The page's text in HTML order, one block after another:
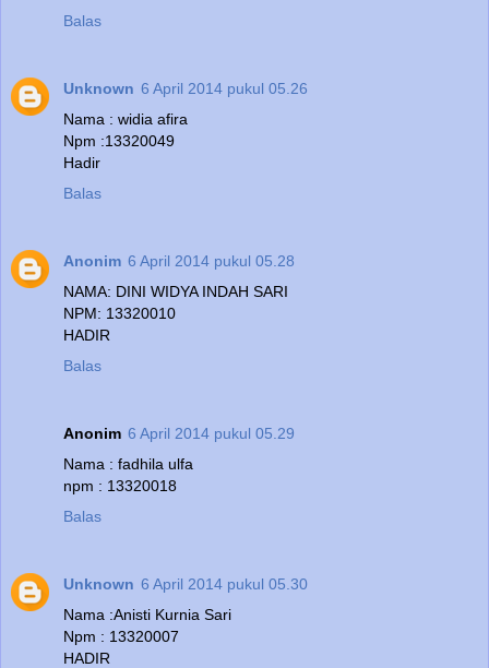
Balas
Unknown 6 April 2014 pukul 05.26
Nama : widia afira
Npm :13320049
Hadir
Balas
Anonim 6 April 2014 pukul 05.28
NAMA: DINI WIDYA INDAH SARI
NPM: 13320010
HADIR
Balas
Anonim 6 April 2014 pukul 05.29
Nama : fadhila ulfa
npm : 13320018
Balas
Unknown 6 April 2014 pukul 05.30
Nama :Anisti Kurnia Sari
Npm : 13320007
HADIR